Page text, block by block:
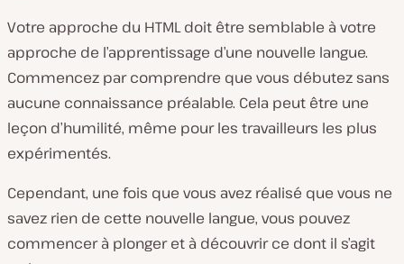
Votre approche du HTML doit être semblable à votre
approche de l’apprentissage d’une nouvelle langue.
Commencez par comprendre que vous débutez sans
aucune connaissance préalable. Cela peut être une
leçon d’humilité, même pour les travailleurs les plus
expérimentés.
Cependant, une fois que vous avez réalisé que vous ne
savez rien de cette nouvelle langue, vous pouvez
commencer à plonger et à découvrir ce dont il s’agit